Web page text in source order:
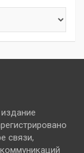
связи,